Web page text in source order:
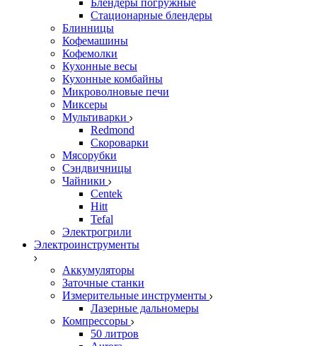
Блендеры погружные
Стационарные блендеры
Блинницы
Кофемашины
Кофемолки
Кухонные весы
Кухонные комбайны
Микроволновые печи
Миксеры
Мультиварки
Redmond
Скороварки
Мясорубки
Сэндвичницы
Чайники
Centek
Hitt
Tefal
Электрогрили
Электроинструменты
Аккумуляторы
Заточные станки
Измерительные инструменты
Лазерные дальномеры
Компрессоры
50 литров